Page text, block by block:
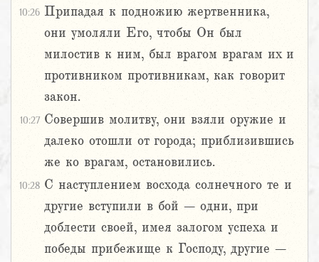
10:26 Припадая к подножию жертвенника,
они умоляли Его, чтобы Он был
милостив к ним, был врагом врагам их и
противником противникам, как говорит
закон.
10:27 Совершив молитву, они взяли оружие и
далеко отошли от города; приблизившись
же ко врагам, остановились.
10:28 С наступлением восхода солнечного те и
другие вступили в бой – одни, при
доблести своей, имея залогом успеха и
победы прибежище к Господу, другие –